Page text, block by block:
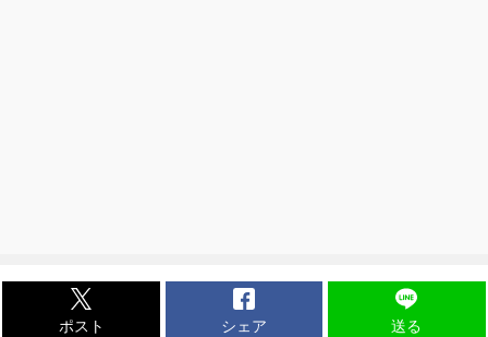
ポスト シェア 送る